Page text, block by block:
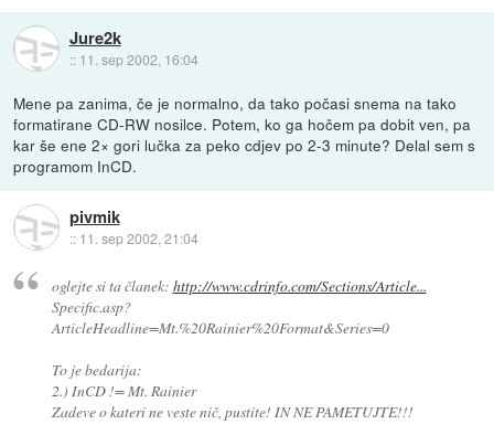
Jure2k
:: 11. sep 2002, 16:04
Mene pa zanima, če je normalno, da tako počasi snema na tako
formatirane CD-RW nosilce. Potem, ko ga hočem pa dobit ven, pa
kar še ene 2× gori lučka za peko cdjev po 2-3 minute? Delal sem s
programom InCD.
pivmik
:: 11. sep 2002, 21:04
oglejte si ta članek: http://www.cdrinfo.com/Sections/Article...
Specific.asp?
ArticleHeadline=Mt.%20Rainier%20Format&Series=0
To je bedarija:
2.) InCD != Mt. Rainier
Zadeve o kateri ne veste nič, pustite! IN NE PAMETUJTE!!!